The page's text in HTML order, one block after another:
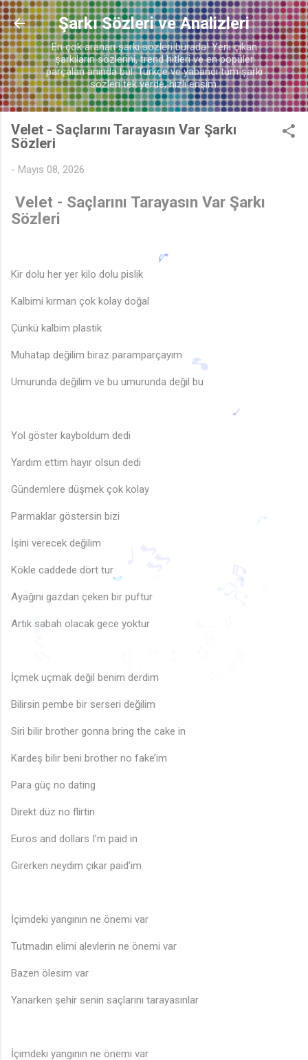
Ana içeriğe atla
Şarkı Sözleri ve Analizleri
En çok aranan şarkı sözleri burada! Yeni çıkan
şarkıların sözlerini, trend hitleri ve en popüler
parçaları anında bul. Türkçe ve yabancı tüm şarkı
sözleri tek yerde, hızlı erişim.
Velet - Saçlarını Tarayasın Var Şarkı
Sözleri
- Mayıs 08, 2026
Velet - Saçlarını Tarayasın Var Şarkı
Sözleri
Kir dolu her yer kilo dolu pislik
Kalbimi kırman çok kolay doğal
Çünkü kalbim plastik
Muhatap değilim biraz paramparçayım
Umurunda değilim ve bu umurunda değil bu
Yol göster kayboldum dedi
Yardım ettim hayır olsun dedi
Gündemlere düşmek çok kolay
Parmaklar göstersin bizi
İşini verecek değilim
Kökle caddede dört tur
Ayağını gazdan çeken bir puftur
Artık sabah olacak gece yoktur
İçmek uçmak değil benim derdim
Bilirsin pembe bir serseri değilim
Siri bilir brother gonna bring the cake in
Kardeş bilir beni brother no fake’im
Para güç no dating
Direkt düz no flirtin
Euros and dollars I’m paid in
Girerken neydim çıkar paid’im
İçimdeki yangının ne önemi var
Tutmadın elimi alevlerin ne önemi var
Bazen ölesim var
Yanarken şehir senin saçlarını tarayasınlar
İçimdeki yangının ne önemi var
♩
♩
♩
🎶
🎶 ♪
🎵
♬
🎵🎶
♩
♩
🎶